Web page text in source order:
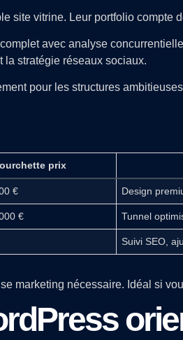
site vitrine. Leur portfolio
avec analyse
la stratégie réseaux sociaux.
pour les structures
prix
€ Design
€ Tunnel
Suivi SEO,
marketing nécessaire. Idéal si